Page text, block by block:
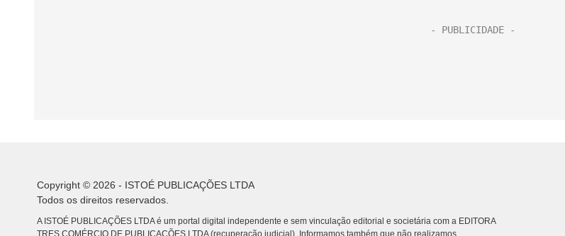
Copyright © 2026 - ISTOÉ PUBLICAÇÕES LTDA
Todos os direitos reservados.
A ISTOÉ PUBLICAÇÕES LTDA é um portal digital independente e sem vinculação editorial e societária com a EDITORA
TRES COMÉRCIO DE PUBLICACÕES LTDA (recuperação judicial). Informamos também que não realizamos